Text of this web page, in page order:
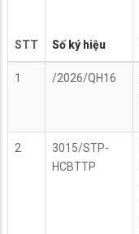
STT Số ký hiệu
1 /2026/QH16
2
3015/STP-
HCBTTP